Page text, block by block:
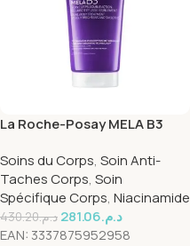
La Roche-Posay MELA B3
200ml
Soins du Corps, Soin Anti-
Taches Corps, Soin
Spécifique Corps, Niacinamide
د.م.430.20 د.م.281.06
EAN: 3337875952958